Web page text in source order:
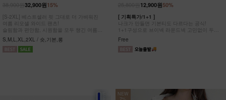
15%
32,900원
[S-2XL] 베스트셀러 핏 그대로 더 가벼워진
여름 리오셀 와이드 팬츠!
슬림함과 편안함, 시원함을 모두 챙긴 여름
완전정복 팬츠
S,M,L,XL,2XL / 숏,기본,롱
50%
12,900원
[ 기획특가/1+1 ]
나크가 만들면 기본티도 다르다는 공식!
1+1구성으로 브이넥 라운드넥 고민없이 두장
다 챙겨가세요
Free
NEW